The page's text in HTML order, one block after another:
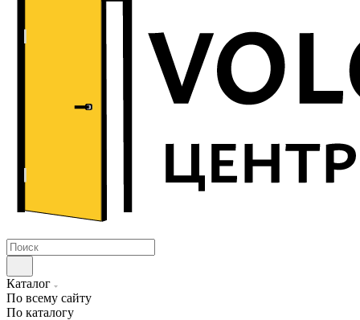
Каталог
По всему сайту
По каталогу